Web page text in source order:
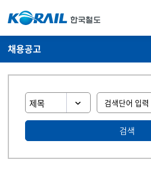
채용공고
검색